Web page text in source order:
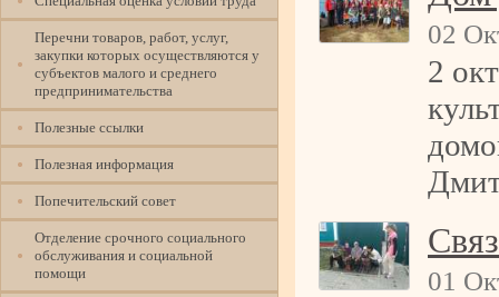
Перечни товаров, работ, услуг,
закупки которых осуществляются у
субъектов малого и среднего
предпринимательства
Полезные ссылки
Полезная информация
Попечительский совет
Отделение срочного социального
обслуживания и социальной
помощи
02
2
01